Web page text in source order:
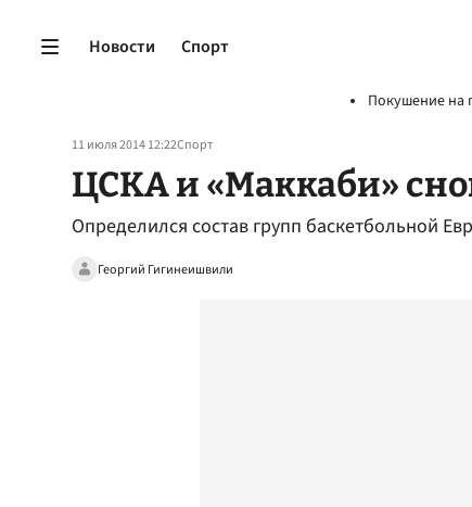
Новости Спорт
Покушение на
11 июля 2014 12:22Спорт
ЦСКА и «Маккаби»
Определился состав групп баскетбольной
Георгий Гигинеишвили